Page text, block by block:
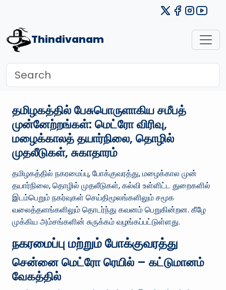
Thindivanam
தமிழகத்தில் பேசுபொருளாகிய சமீபத்
முன்னேற்றங்கள்: மெட்ரோ விரிவு,
மழைக்காலத் தயார்நிலை, தொழில்
முதலீடுகள், சுகாதாரம்
தமிழகத்தில் நகரமைப்பு, போக்குவரத்து, மழைக்கால முன்
தயார்நிலை, தொழில் முதலீடுகள், கல்வி உள்ளிட்ட துறைகளில்
இடம்பெறும் நகர்வுகள் செய்திமூலங்களிலும் சமூக
வலைத்தளங்களிலும் தொடர்ந்து கவனம் பெறுகின்றன. கீழே
முக்கிய அம்சங்களின் சுருக்கம் வழங்கப்பட்டுள்ளது.
நகரமைப்பு மற்றும் போக்குவரத்து
சென்னை மெட்ரோ ரெயில் – கட்டுமானம்
வேகத்தில்